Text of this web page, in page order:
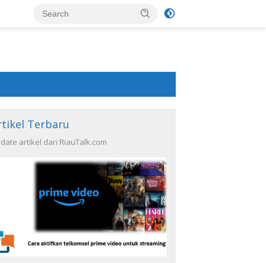
Terbaru
artikel dari RiauTalk.com